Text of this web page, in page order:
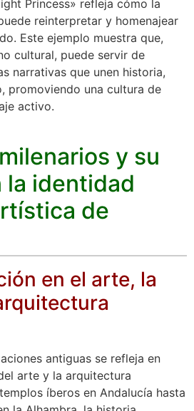
Princess» refleja cómo la
reinterpretar y homenajear
Este ejemplo muestra que,
cultural, puede servir de
narrativas que unen historia,
promoviendo una cultura de
activo.
y su
la identidad
de
en el arte, la
antiguas se refleja en
arte y la arquitectura
íberos en Andalucía hasta